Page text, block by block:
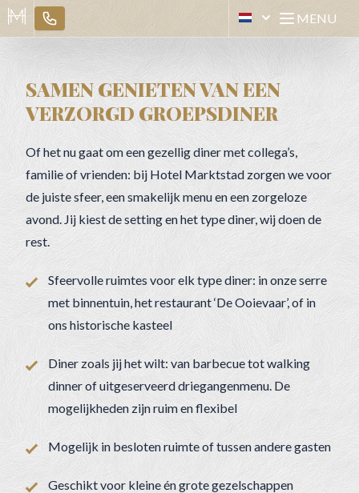
[NL] HOTEL Open
MENU
SAMEN GENIETEN VAN EEN
VERZORGD GROEPSDINER
Of het nu gaat om een gezellig diner met collega’s,
familie of vrienden: bij Hotel Marktstad zorgen we voor
de juiste sfeer, een smakelijk menu en een zorgeloze
avond. Jij kiest de setting en het type diner, wij doen de
rest.
Sfeervolle ruimtes voor elk type diner: in onze serre
met binnentuin, het restaurant ‘De Ooievaar’, of in
ons historische kasteel
Diner zoals jij het wilt: van barbecue tot walking
dinner of uitgeserveerd driegangenmenu. De
mogelijkheden zijn ruim en flexibel
Mogelijk in besloten ruimte of tussen andere gasten
Geschikt voor kleine én grote gezelschappen